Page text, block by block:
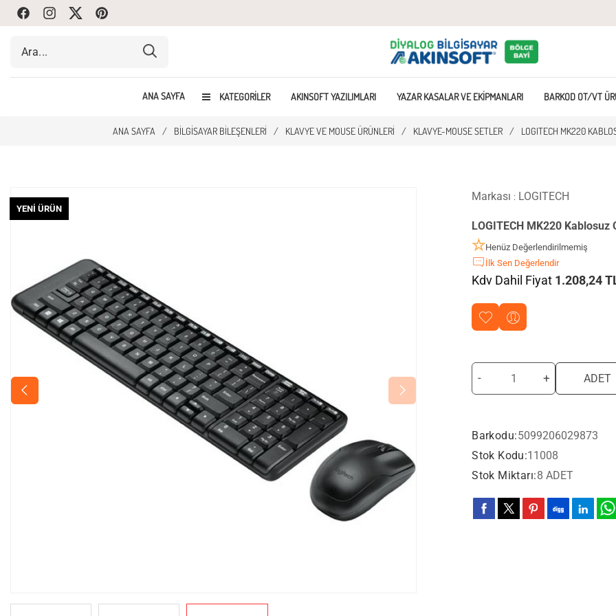
FacebookInstagram
Twitte Pinterest
ANA SAYFA KATEGORILER AKINSOFT YAZILIMLARI YAZAR KASALAR VE EKIPMANLARI BARKOD OT/VT
ANA SAYFA / BILGISAYAR BILEŞENLERI / KLAVYE VE MOUSE ÜRÜNLERI / KLAVYE-MOUSE SETLER / LOGITECH MK220
YENI ÜRÜN
Markası : LOGITECH
LOGITECH MK220
Henüz Değerlendirilmemiş
İlk Sen Değerlendir
Kdv Dahil Fiyat 1.208,24
- + ADET
Barkodu:5099206029873
Stok Kodu:11008
Stok Miktarı:8 ADET